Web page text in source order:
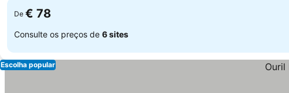
De € 78
Consulte os preços de 6 sites
Escolha popular